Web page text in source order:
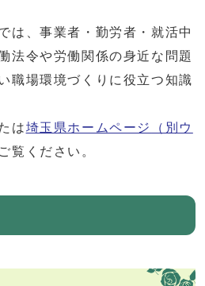
は、事業者・勤労者・就活中
法令や労働関係の身近な問題
職場環境づくりに役立つ知識
は埼玉県ホームページ
（別ウ
覧ください。